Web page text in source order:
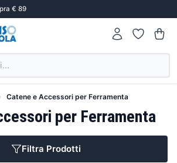
€ 89
Catene e Accessori per Ferramenta
per Ferramenta
Filtra Prodotti